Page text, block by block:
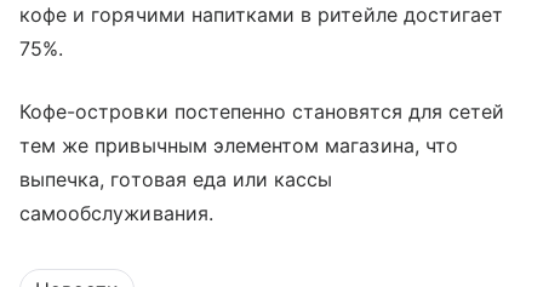
кофе и горячими напитками в ритейле достигает
75%.
Кофе-островки постепенно становятся для сетей
тем же привычным элементом магазина, что
выпечка, готовая еда или кассы
самообслуживания.